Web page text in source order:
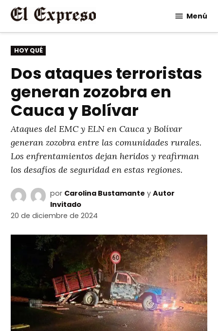
Saltar
contenido
Menú
PUBLICADO
EN
HOY QUÉ
Dos ataques terroristas
generan zozobra en
Cauca y Bolívar
Ataques del EMC y ELN en Cauca y Bolívar
generan zozobra entre las comunidades rurales.
Los enfrentamientos dejan heridos y reafirman
los desafíos de seguridad en estas regiones.
por Carolina Bustamante yAutor
Invitado
20 de diciembre de 2024